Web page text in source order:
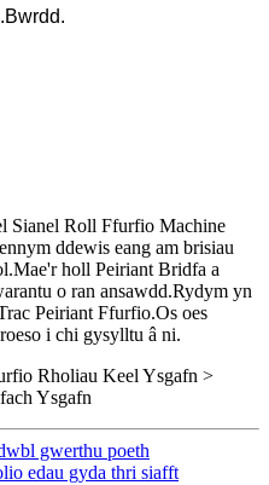
Sianel Roll Ffurfio Machine
ddewis eang am brisiau
holl Peiriant Bridfa a
o ran ansawdd.Rydym yn
Peiriant Ffurfio.Os oes
i chi gysylltu â ni.
Rholiau Keel Ysgafn >
Ysgafn
gwerthu poeth
edau gyda thri siafft